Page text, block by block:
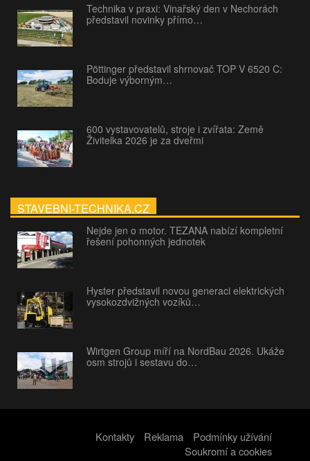
Technika v praxi: Vinařský den v Nechorách
představil novinky přímo…
Pöttinger představil shrnovač TOP V 6520 C:
Boduje výborným…
600 vystavovatelů, stroje i zvířata: Země
Živitelka 2026 je za dveřmi
STAVEBNI-TECHNIKA.CZ
Nejde jen o motor. TEZANA nabízí kompletní
řešení pohonných jednotek
Hyster představil novou generaci elektrických
vysokozdvižných vozíků…
Wirtgen Group míří na NordBau 2026. Ukáže
osm strojů i sestavu do…
Kontakty Reklama
Podmínky užívání
Soukromí a cookies